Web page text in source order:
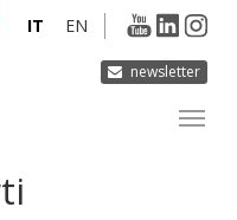
newsletter
EN
IT